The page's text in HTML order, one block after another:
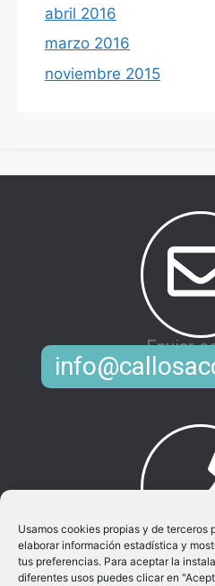
Usamos cookies propias y de terceros
elaborar información estadística y
tus preferencias. Para aceptar la
diferentes usos puedes clicar en
abril 2016
marzo 2016
noviembre 2015
Enviar
Llamar
965